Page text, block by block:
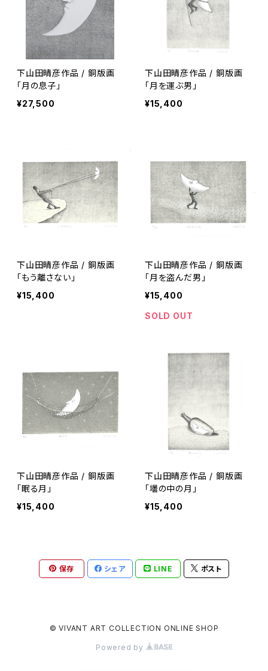
下山田晴彦作品 / 銅版画
「月の息子」
¥27,500
下山田晴彦作品 / 銅版画
「月を運ぶ男」
¥15,400
下山田晴彦作品 / 銅版画
「もう離さない」
¥15,400
下山田晴彦作品 / 銅版画
「月を盗んだ男」
¥15,400
SOLD OUT
下山田晴彦作品 / 銅版画
「眠る月」
¥15,400
下山田晴彦作品 / 銅版画
「壜の中の月」
¥15,400
保存 シェア LINE ポスト
© VIVANT ART COLLECTION ONLINE SHOP
Powered by